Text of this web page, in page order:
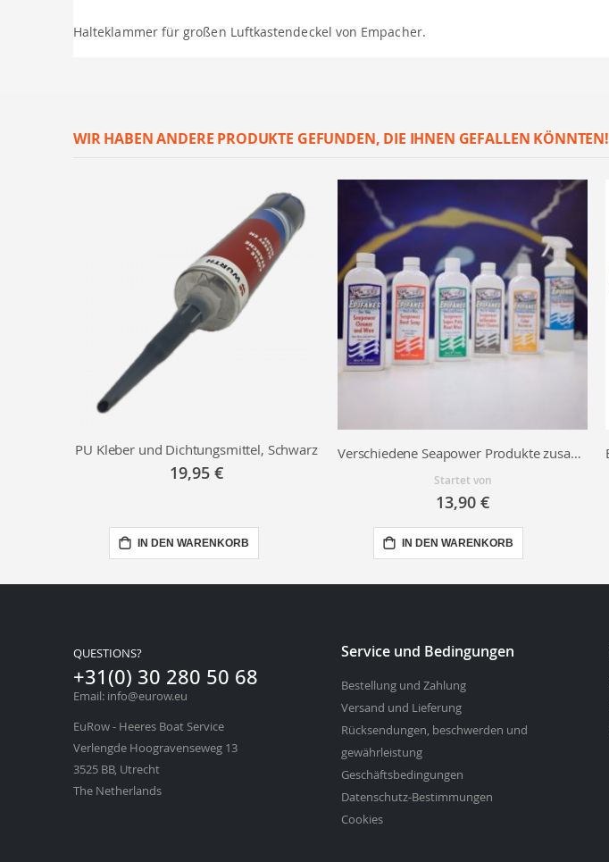
Halteklammer für großen Luftkastendeckel von Empacher.
WIR HABEN ANDERE PRODUKTE GEFUNDEN, DIE IHNEN GEFALLEN KÖNNTEN!
PU Kleber und Dichtungsmittel, Schwarz
19,95 €
IN DEN WARENKORB
Verschiedene Seapower Produkte zusammen bestellen
Startet von
13,90 €
IN DEN WARENKORB
QUESTIONS?
+31(0) 30 280 50 68
Email: info@eurow.eu
EuRow - Heeres Boat Service
Verlengde Hoogravenseweg 13
3525 BB, Utrecht
The Netherlands
Service und Bedingungen
Bestellung und Zahlung
Versand und Lieferung
Rücksendungen, beschwerden und
gewährleistung
Geschäftsbedingungen
Datenschutz-Bestimmungen
Cookies